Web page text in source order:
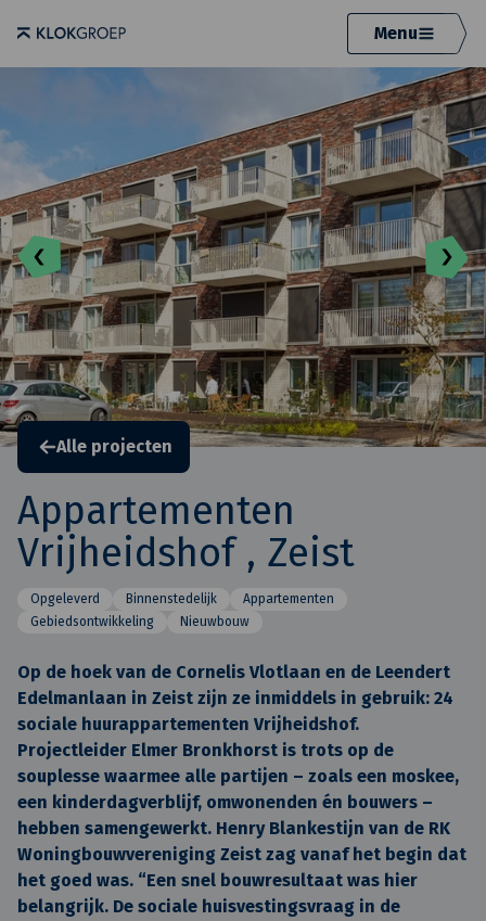
Menu
Alle projecten
Appartementen
Vrijheidshof , Zeist
Opgeleverd Binnenstedelijk
Appartementen
Gebiedsontwikkeling
Nieuwbouw
Op de hoek van de Cornelis Vlotlaan en de Leendert
Edelmanlaan in Zeist zijn ze inmiddels in gebruik: 24
sociale huurappartementen Vrijheidshof.
Projectleider Elmer Bronkhorst is trots op de
souplesse waarmee alle partijen – zoals een moskee,
een kinderdagverblijf, omwonenden én bouwers –
hebben samengewerkt. Henry Blankestijn van de RK
Woningbouwvereniging Zeist zag vanaf het begin dat
het goed was. “Een snel bouwresultaat was hier
belangrijk. De sociale huisvestingsvraag in de